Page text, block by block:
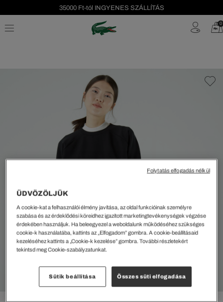
35000 Ft-tól INGYENES SZÁLLÍTÁS
Szezonális leárazás akár -40%! 0
ÜDVÖZÖLJÜK
A cookie-kat a felhasználói élmény javítása, az oldal funkcióinak személyre
szabása és az érdeklődési köreidhez igazított marketingtevékenységek végzése
érdekében használjuk. Ha beleegyezel a weboldalunk működéséhez szükséges
cookie-k használatába, kattints az „Elfogadom” gombra. A cookie-beállításaid
kezeléséhez kattints a „Cookie-k kezelése” gombra. További részletekért
tekintsd meg Cookie-szabályzatunkat.
Sütik beállítása Összes süti elfogadása
Folytatás elfogadás nélkül